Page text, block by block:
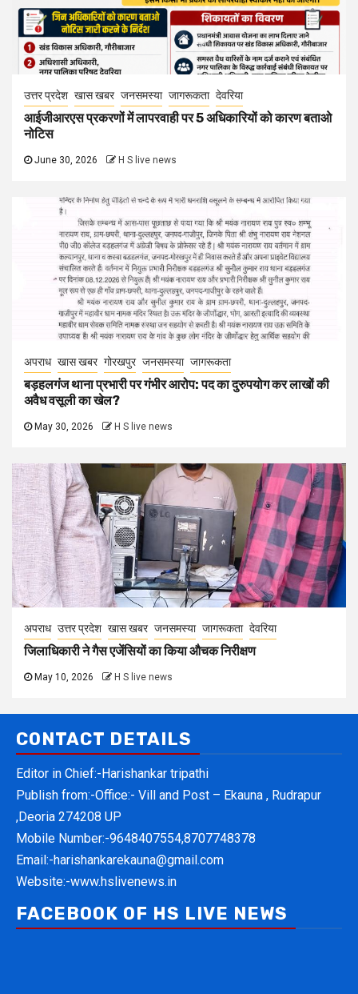
उत्तर प्रदेश खास खबर जनसमस्या जागरूकता देवरिया
आईजीआरएस प्रकरणों में लापरवाही पर 5 अधिकारियों को कारण बताओ
नोटिस
June 30, 2026 H S live news
अपराध खास खबर गोरखपुर जनसमस्या जागरूकता
बड़हलगंज थाना प्रभारी पर गंभीर आरोप: पद का दुरुपयोग कर लाखों की
अवैध वसूली का खेल?
May 30, 2026 H S live news
अपराध उत्तर प्रदेश खास खबर जनसमस्या जागरूकता देवरिया
जिलाधिकारी ने गैस एजेंसियों का किया औचक निरीक्षण
May 10, 2026 H S live news
CONTACT DETAILS
Editor in Chief:-Harishankar tripathi
Publish from:-Office:- Vill and Post – Ekauna , Rudrapur
,Deoria 274208 UP
Mobile Number:-9648407554,8707748378
Email:-harishankarekauna@gmail.com
Website:-www.hslivenews.in
FACEBOOK OF HS LIVE NEWS